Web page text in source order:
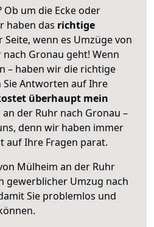
Ob um die Ecke oder
haben das richtige
Seite, wenn es Umzüge von
Gronau geht! Wenn
– haben wir die richtige
Sie Antworten auf Ihre
überhaupt mein
der Ruhr nach Gronau –
denn wir haben immer
auf Ihre Fragen parat.
Mülheim an der Ruhr
gewerblicher Umzug nach
Sie problemlos und